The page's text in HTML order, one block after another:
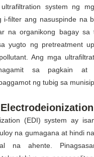
system ng
i-filter ang nasuspinde na
na organikong bagay sa
yugto ng pretreatment
Ang mga
sa pagkain at
ng tubig sa
(EDI) system ay
na gumagana at hindi
na ahente.